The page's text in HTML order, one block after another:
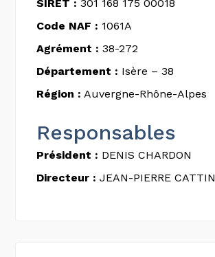
SIRET : 301 168 175 00018
Code NAF : 1061A
Agrément : 38-272
Département : Isère – 38
Région : Auvergne-Rhône-Alpes
Responsables
Président : DENIS CHARDON
Directeur : JEAN-PIERRE CATTIN